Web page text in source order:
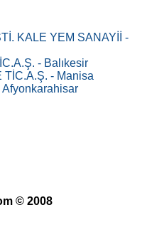
KALE YEM SANAYİİ -
- Balıkesir
- Manisa
© 2008